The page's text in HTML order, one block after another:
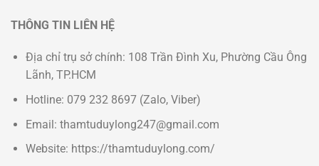
THÔNG TIN LIÊN HỆ
Địa chỉ trụ sở chính: 108 Trần Đình Xu, Phường Cầu Ông
Lãnh, TP.HCM
Hotline: 079 232 8697 (Zalo, Viber)
Email: thamtuduylong247@gmail.com
Website: https://thamtuduylong.com/